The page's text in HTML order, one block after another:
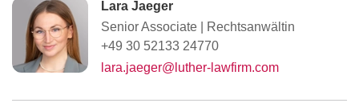
Lara Jaeger
Senior Associate
Rechtsanwältin
+49 30 52133 24770
lara.jaeger@luther-lawfirm.com